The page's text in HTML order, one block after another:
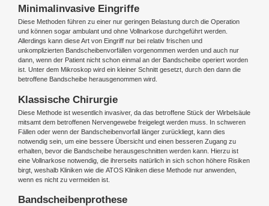
Minimalinvasive Eingriffe
Diese Methoden führen zu einer nur geringen Belastung durch die Operation
und können sogar ambulant und ohne Vollnarkose durchgeführt werden.
Allerdings kann diese Art von Eingriff nur bei relativ frischen und
unkomplizierten Bandscheibenvorfällen vorgenommen werden und auch nur
dann, wenn der Patient nicht schon einmal an der Bandscheibe operiert worden
ist. Unter dem Mikroskop wird ein kleiner Schnitt gesetzt, durch den dann die
betroffene Bandscheibe herausgenommen wird.
Klassische Chirurgie
Diese Methode ist wesentlich invasiver, da das betroffene Stück der Wirbelsäule
mitsamt dem betroffenen Nervengewebe freigelegt werden muss. In schweren
Fällen oder wenn der Bandscheibenvorfall länger zurückliegt, kann dies
notwendig sein, um eine bessere Übersicht und einen besseren Zugang zu
erhalten, bevor die Bandscheibe herausgeschnitten werden kann. Hierzu ist
eine Vollnarkose notwendig, die ihrerseits natürlich in sich schon höhere Risiken
birgt, weshalb Kliniken wie die ATOS Kliniken diese Methode nur anwenden,
wenn es nicht zu vermeiden ist.
Bandscheibenprothese